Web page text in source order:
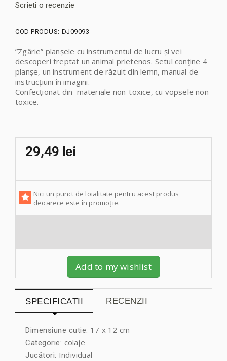
Scrieti o recenzie
COD PRODUS: DJ09093
”Zgârie” planșele cu instrumentul de lucru și vei
descoperi treptat un animal prietenos. Setul conține 4
planșe, un instrument de răzuit din lemn, manual de
instrucțiuni în imagini.
Confecționat din materiale non-toxice, cu vopsele non-
toxice.
29,49 lei
Nici un punct de loialitate pentru acest produs
deoarece este în promoție.
Add to my wishlist
SPECIFICAȚII RECENZII
Dimensiune cutie: 17 x 12 cm
Categorie: colaje
Jucători: Individual